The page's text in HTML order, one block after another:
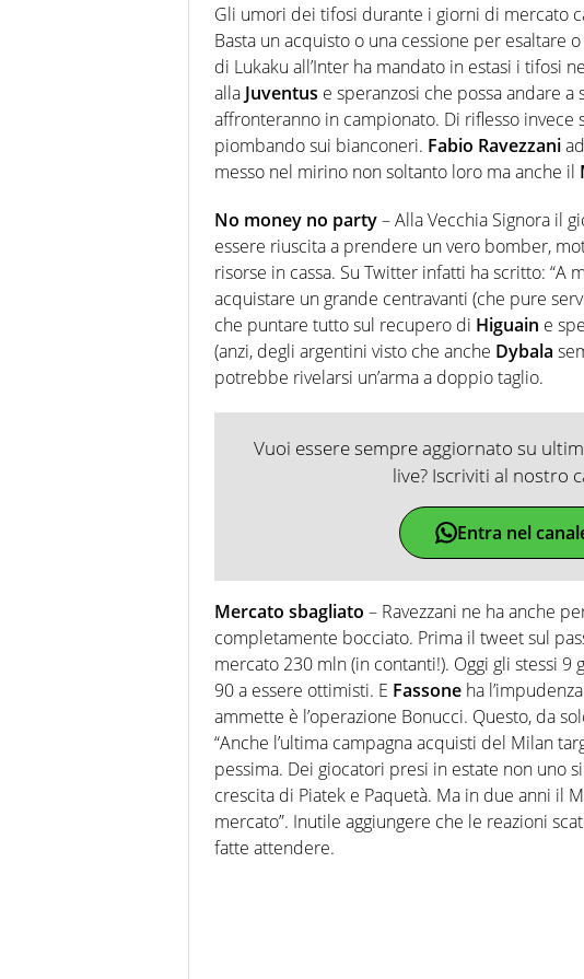
Gli umori dei tifosi durante i giorni di mercato
Basta un acquisto o una cessione per esaltare
di Lukaku all’Inter ha mandato in estasi i tifosi
alla Juventus e speranzosi che possa andare
affronteranno in campionato. Di riflesso
piombando sui bianconeri. Fabio Ravezzani
messo nel mirino non soltanto loro ma anche il
No money no party– Alla Vecchia Signora il
essere riuscita a prendere un vero bomber,
risorse in cassa. Su Twitter infatti ha scritto: “A
acquistare un grande centravanti (che pure
che puntare tutto sul recupero di Higuain e
(anzi, degli argentini visto che anche Dybala
potrebbe rivelarsi un’arma a doppio taglio.
Vuoi essere sempre aggiornato su
live? Iscriviti al nostro
Entra nel
Mercato sbagliato – Ravezzani ne ha anche
completamente bocciato. Prima il tweet sul
mercato 230 mln (in contanti!). Oggi gli stessi 9
90 a essere ottimisti. E Fassone ha
ammette è l’operazione Bonucci. Questo, da
“Anche l’ultima campagna acquisti del Milan
pessima. Dei giocatori presi in estate non uno
crescita di Piatek e Paquetà. Ma in due anni il
mercato”. Inutile aggiungere che le reazioni
fatte attendere.